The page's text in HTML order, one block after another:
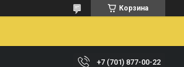
Корзина
+7 (701) 877-00-22